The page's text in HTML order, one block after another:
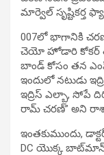
మార్వెల్ సృష్టికర్త
007లో భాగానికి
చెయో హోడారి కోకర్ తన
బాండ్ కోసం తన
ఇందులో నటుడు
ఇద్రిస్ ఎల్బా, సోపే
రామ్ చరణ్” అని
ఇంతకుముందు,
DC యొక్క